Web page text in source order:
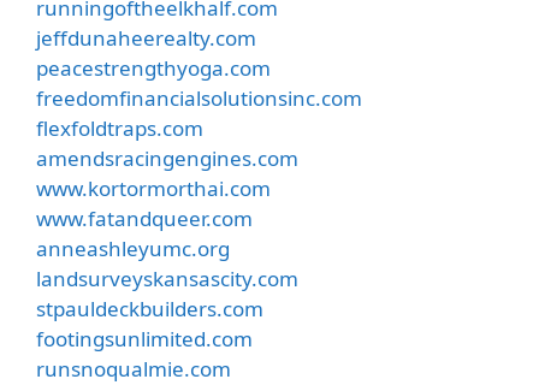
runningoftheelkhalf.com
jeffdunaheerealty.com
peacestrengthyoga.com
freedomfinancialsolutionsinc.com
flexfoldtraps.com
amendsracingengines.com
www.kortormorthai.com
www.fatandqueer.com
anneashleyumc.org
landsurveyskansascity.com
stpauldeckbuilders.com
footingsunlimited.com
runsnoqualmie.com